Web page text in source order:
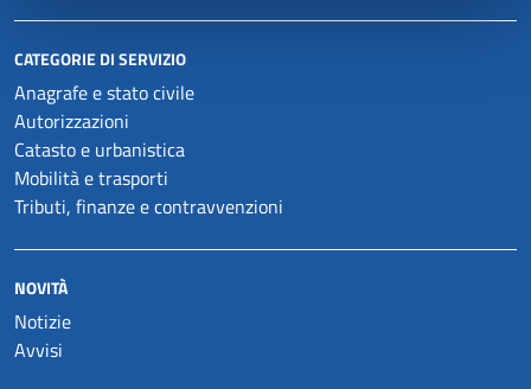
CATEGORIE DI SERVIZIO
Anagrafe e stato civile
Autorizzazioni
Catasto e urbanistica
Mobilità e trasporti
Tributi, finanze e contravvenzioni
NOVITÀ
Notizie
Avvisi